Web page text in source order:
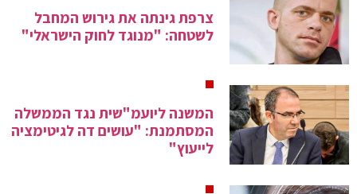
צרפת גינתה את גירוש המחבל
לשטחה: "מנוגד לחוק הישראלי"
המשנה ליועמ"שית נגד הממשלה
המסתמנת: "עושים דה לגיטימציה
לייעוץ"